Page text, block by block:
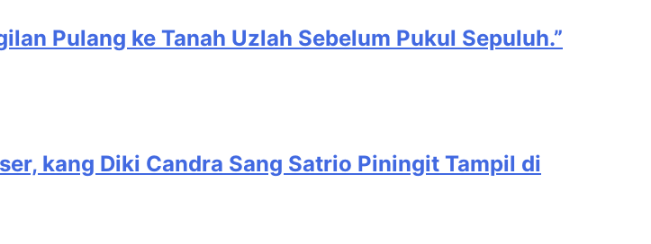
Pulang ke Tanah Uzlah Sebelum Pukul Sepuluh.”
kang Diki Candra Sang Satrio Piningit Tampil di